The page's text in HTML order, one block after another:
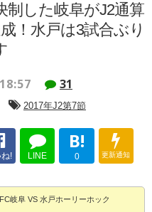
制した岐阜がJ2通算
！水戸は3試合ぶり
31
2017年J2第7節
! LINE
B!
0 更新通知
岐阜 VS 水戸ホーリーホック